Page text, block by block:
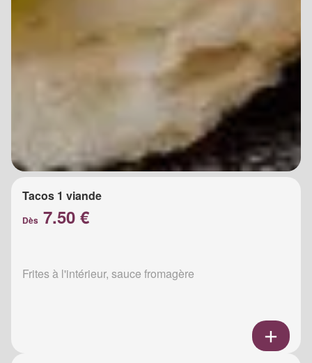
Tacos 1 viande
Dès 7.50 €
Frites à l'intérieur, sauce fromagère